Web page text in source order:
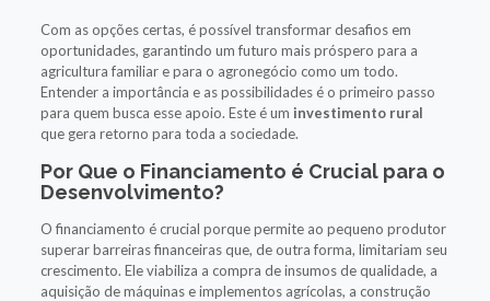
Com as opções certas, é possível transformar desafios em
oportunidades, garantindo um futuro mais próspero para a
agricultura familiar e para o agronegócio como um todo.
Entender a importância e as possibilidades é o primeiro passo
para quem busca esse apoio. Este é um investimento rural
que gera retorno para toda a sociedade.
Por Que o Financiamento é Crucial para o
Desenvolvimento?
O financiamento é crucial porque permite ao pequeno produtor
superar barreiras financeiras que, de outra forma, limitariam seu
crescimento. Ele viabiliza a compra de insumos de qualidade, a
aquisição de máquinas e implementos agrícolas, a construção